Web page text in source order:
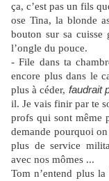
ça, c’est pas un fils
ose Tina, la blonde
bouton sur sa cuisse
l’ongle du pouce.
- File dans ta
encore plus dans le
plus à céder, faudrait
il. Je vais finir par te
profs qui sont même
demande pourquoi
plus de service
avec nos mômes ...
Tom n’entend plus